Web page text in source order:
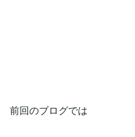
前回のブログでは